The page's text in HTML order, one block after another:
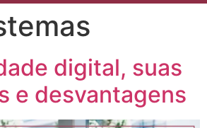
digital, suas
e desvantagens